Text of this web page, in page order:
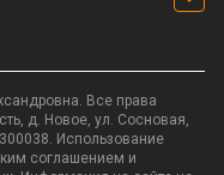
Все права
д. Новое, ул. Сосновая,
Использование
соглашением и